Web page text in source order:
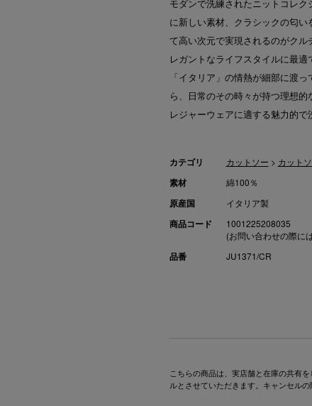
モダンで洗練されたニットコレク
に新しい素材、クラシックの匂
て高い次元で実現されるのがクル
レガントなライフスタイルに最
「イタリア」の情熱が細部に渡
ら、日常のその時々が持つ理想的
レジャーウェアに適する魅力的
カテゴリ カットソー > カット
素材 綿100％
原産国 イタリア製
商品コード
1001225208035
(お問い合わせの際に
品番 JU1371/CR
こちらの商品は、実店舗と在庫の共有
ルとさせていただきます。キャンセル